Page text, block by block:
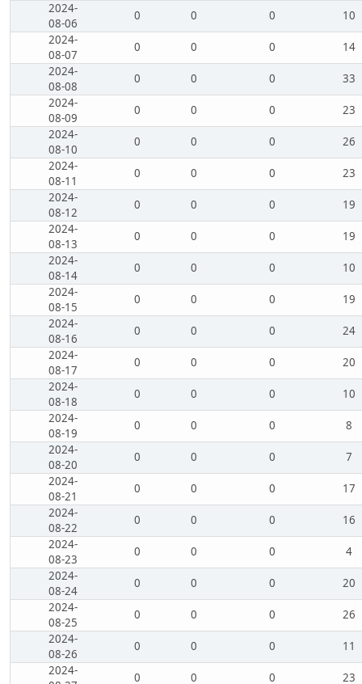
2024-
08-06
0 0 0
10
2024-
08-07
0 0 0
14
2024-
08-08
0 0 0
33
2024-
08-09
0 0 0
23
2024-
08-10
0 0 0
26
2024-
08-11
0 0 0
23
2024-
08-12
0 0 0
19
2024-
08-13
0 0 0
19
2024-
08-14
0 0 0
10
2024-
08-15
0 0 0
19
2024-
08-16
0 0 0
24
2024-
08-17
0 0 0
20
2024-
08-18
0 0 0
10
2024-
08-19
0 0 0
8
2024-
08-20
0 0 0
7
2024-
08-21
0 0 0
17
2024-
08-22
0 0 0
16
2024-
08-23
0 0 0
4
2024-
08-24
0 0 0
20
2024-
08-25
0 0 0
26
2024-
08-26
0 0 0
11
2024-
0 0 0 23